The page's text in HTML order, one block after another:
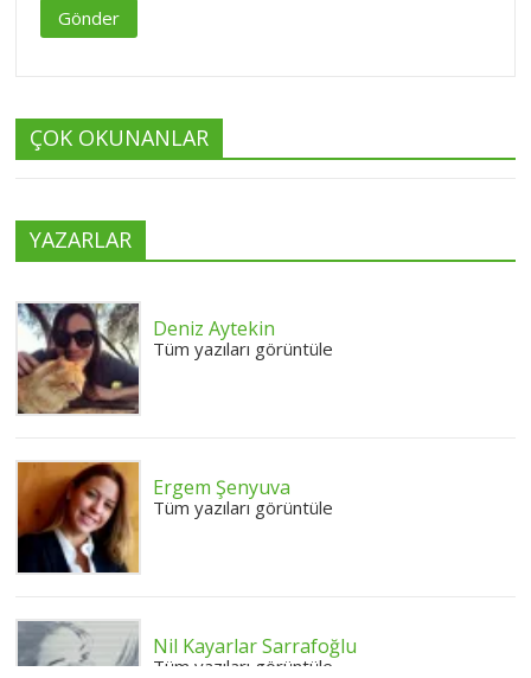
Gönder
ÇOK OKUNANLAR
YAZARLAR
Deniz Aytekin
Tüm yazıları görüntüle
Ergem Şenyuva
Tüm yazıları görüntüle
Nil Kayarlar Sarrafoğlu
Tüm yazıları görüntüle